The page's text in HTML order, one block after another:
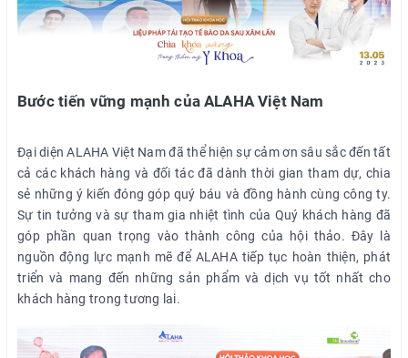
Bước tiến vững mạnh của ALAHA Việt Nam
Đại diện ALAHA Việt Nam đã thể hiện sự cảm ơn sâu sắc đến tất
cả các khách hàng và đối tác đã dành thời gian tham dự, chia
sẻ những ý kiến đóng góp quý báu và đồng hành cùng công ty.
Sự tin tưởng và sự tham gia nhiệt tình của Quý khách hàng đã
góp phần quan trọng vào thành công của hội thảo. Đây là
nguồn động lực mạnh mẽ để ALAHA tiếp tục hoàn thiện, phát
triển và mang đến những sản phẩm và dịch vụ tốt nhất cho
khách hàng trong tương lai.